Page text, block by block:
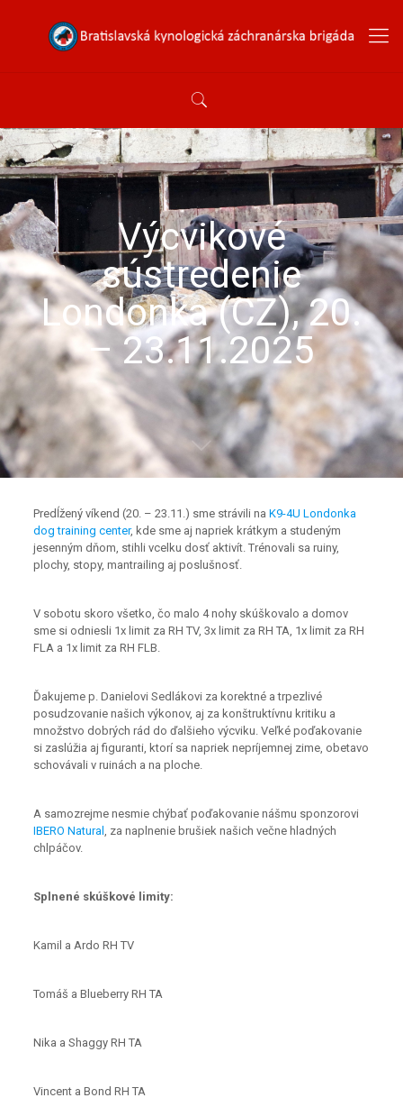
Výcvikové
sústredenie
Londonka (CZ), 20.
– 23.11.2025
Predĺžený víkend (20. – 23.11.) sme strávili na K9-4U Londonka
dog training center, kde sme aj napriek krátkym a studeným
jesenným dňom, stihli vcelku dosť aktivít. Trénovali sa ruiny,
plochy, stopy, mantrailing aj poslušnosť.
V sobotu skoro všetko, čo malo 4 nohy skúškovalo a domov
sme si odniesli 1x limit za RH TV, 3x limit za RH TA, 1x limit za RH
FLA a 1x limit za RH FLB.
Ďakujeme p. Danielovi Sedlákovi za korektné a trpezlivé
posudzovanie našich výkonov, aj za konštruktívnu kritiku a
množstvo dobrých rád do ďalšieho výcviku. Veľké poďakovanie
si zaslúžia aj figuranti, ktorí sa napriek nepríjemnej zime, obetavo
schovávali v ruinách a na ploche.
A samozrejme nesmie chýbať poďakovanie nášmu sponzorovi
IBERO Natural , za naplnenie brušiek našich večne hladných
chlpáčov.
Splnené skúškové limity:
Kamil a Ardo RH TV
Tomáš a Blueberry RH TA
Nika a Shaggy RH TA
Vincent a Bond RH TA